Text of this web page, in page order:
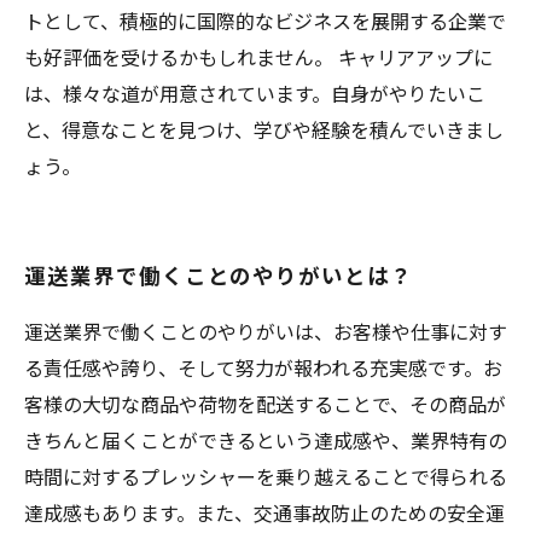
トとして、積極的に国際的なビジネスを展開する企業で
も好評価を受けるかもしれません。 キャリアアップに
は、様々な道が用意されています。自身がやりたいこ
と、得意なことを見つけ、学びや経験を積んでいきまし
ょう。
運送業界で働くことのやりがいとは？
運送業界で働くことのやりがいは、お客様や仕事に対す
る責任感や誇り、そして努力が報われる充実感です。お
客様の大切な商品や荷物を配送することで、その商品が
きちんと届くことができるという達成感や、業界特有の
時間に対するプレッシャーを乗り越えることで得られる
達成感もあります。また、交通事故防止のための安全運